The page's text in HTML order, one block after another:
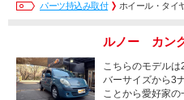
パーツ持込み取付
ホイール・タイ
ルノー カン
こちらのモデル
バーサイズから3
ことから愛好家の